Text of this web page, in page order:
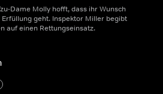
Dame Molly hofft, dass ihr Wunsch
geht. Inspektor Miller begibt
auf einen Rettungseinsatz.